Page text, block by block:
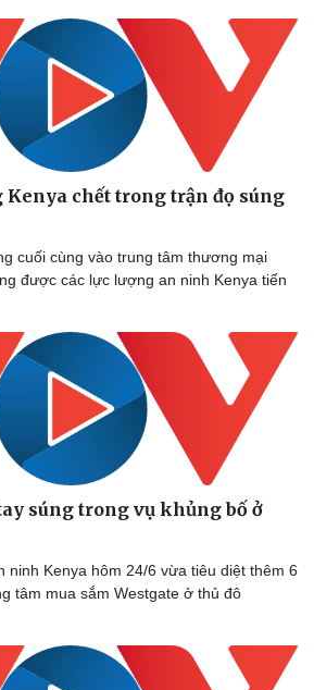
Kenya chết trong trận đọ súng
cuối cùng vào trung tâm thương mại
được các lực lượng an ninh Kenya tiến
súng trong vụ khủng bố ở
ninh Kenya hôm 24/6 vừa tiêu diệt thêm 6
tâm mua sắm Westgate ở thủ đô